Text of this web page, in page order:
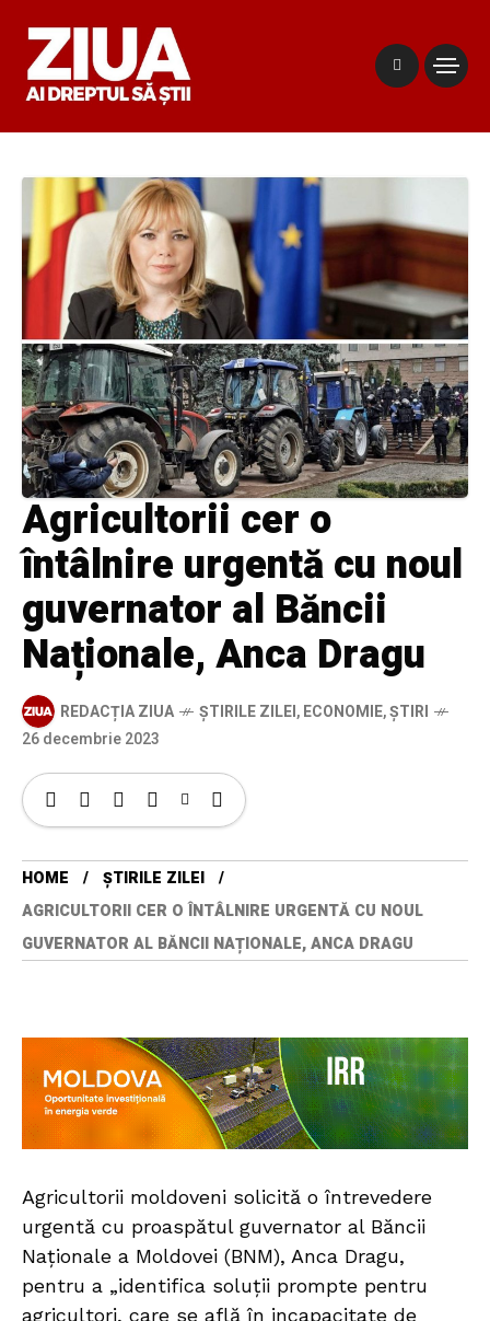
Agricultorii cer o
întâlnire urgentă cu noul
guvernator al Băncii
Naționale, Anca Dragu
REDACȚIA ZIUA ȘTIRILE ZILEI,ECONOMIE,ȘTIRI
26 decembrie 2023
HOME
ȘTIRILE ZILEI
AGRICULTORII CER O ÎNTÂLNIRE URGENTĂ CU NOUL
GUVERNATOR AL BĂNCII NAȚIONALE, ANCA DRAGU
Agricultorii moldoveni solicită o întrevedere
urgentă cu proaspătul guvernator al Băncii
Naționale a Moldovei (BNM), Anca Dragu,
pentru a „identifica soluții prompte pentru
agricultori, care se află în incapacitate de